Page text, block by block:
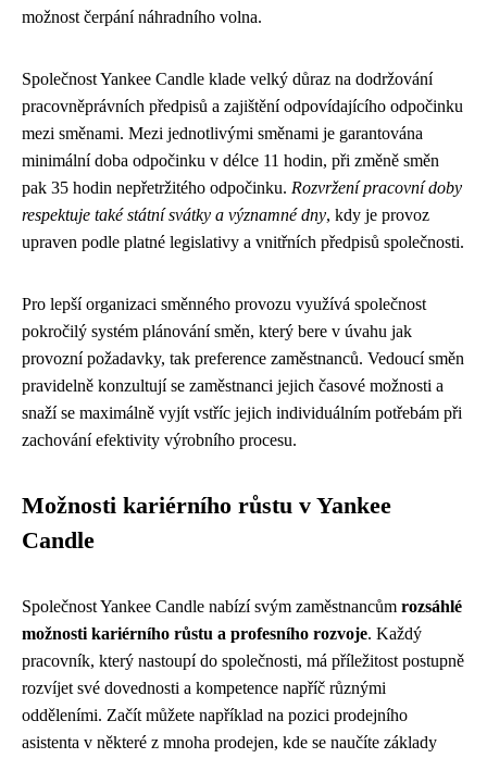
možnost čerpání náhradního volna.
Společnost Yankee Candle klade velký důraz na dodržování
pracovněprávních předpisů a zajištění odpovídajícího odpočinku
mezi směnami. Mezi jednotlivými směnami je garantována
minimální doba odpočinku v délce 11 hodin, při změně směn
pak 35 hodin nepřetržitého odpočinku. Rozvržení pracovní doby
respektuje také státní svátky a významné dny, kdy je provoz
upraven podle platné legislativy a vnitřních předpisů společnosti.
Pro lepší organizaci směnného provozu využívá společnost
pokročilý systém plánování směn, který bere v úvahu jak
provozní požadavky, tak preference zaměstnanců. Vedoucí směn
pravidelně konzultují se zaměstnanci jejich časové možnosti a
snaží se maximálně vyjít vstříc jejich individuálním potřebám při
zachování efektivity výrobního procesu.
Možnosti kariérního růstu v Yankee
Candle
Společnost Yankee Candle nabízí svým zaměstnancům rozsáhlé
možnosti kariérního růstu a profesního rozvoje. Každý
pracovník, který nastoupí do společnosti, má příležitost postupně
rozvíjet své dovednosti a kompetence napříč různými
odděleními. Začít můžete například na pozici prodejního
asistenta v některé z mnoha prodejen, kde se naučíte základy